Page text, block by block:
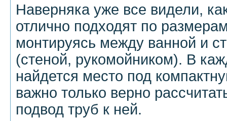
Наверняка уже все видели,
отлично подходят по
монтируясь между ванной и
(стеной, рукомойником). В
найдется место под
важно только верно
подвод труб к ней.